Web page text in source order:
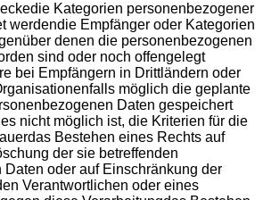
Kategorien personenbezogener
werdendie Empfänger oder Kategorien
denen die personenbezogenen
sind oder noch offengelegt
bei Empfängern in Drittländern oder
möglich die geplante
Daten gespeichert
nicht möglich ist, die Kriterien für die
Bestehen eines Rechts auf
der sie betreffenden
oder auf Einschränkung der
Verantwortlichen oder eines